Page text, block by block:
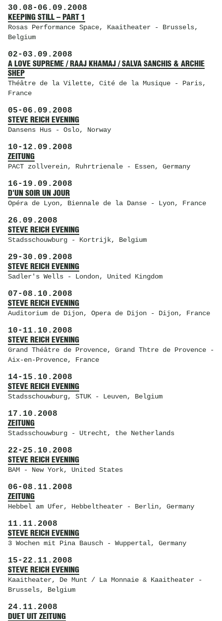
30.08- 06.09.2008
KEEPING STILL – PART 1
Rosas Performance Space, Kaaitheater - Brussels,
Belgium
02- 03.09.2008
A LOVE SUPREME / RAAJ KHAMAJ / SALVA SANCHIS & ARCHIE
SHEP
Théâtre de la Vilette, Cité de la Musique - Paris,
France
05- 06.09.2008
STEVE REICH EVENING
Dansens Hus- Oslo, Norway
10- 12.09.2008
ZEITUNG
PACT zollverein, Ruhrtrienale - Essen, Germany
16- 19.09.2008
D'UN SOIR UN JOUR
Opéra de Lyon, Biennale de la Danse - Lyon, France
26.09.2008
STEVE REICH EVENING
Stadsschouwburg- Kortrijk, Belgium
29- 30.09.2008
STEVE REICH EVENING
Sadler's Wells- London, United Kingdom
07- 08.10.2008
STEVE REICH EVENING
Auditorium de Dijon, Opera de Dijon - Dijon, France
10- 11.10.2008
STEVE REICH EVENING
Grand Théâtre de Provence, Grand Thtre de Provence -
Aix-en-Provence, France
14- 15.10.2008
STEVE REICH EVENING
Stadsschouwburg, STUK - Leuven, Belgium
17.10.2008
ZEITUNG
Stadsschouwburg- Utrecht, the Netherlands
22- 25.10.2008
STEVE REICH EVENING
BAM- New York, United States
06- 08.11.2008
ZEITUNG
Hebbel am Ufer, Hebbeltheater - Berlin, Germany
11.11.2008
STEVE REICH EVENING
3 Wochen mit Pina Bausch- Wuppertal, Germany
15- 22.11.2008
STEVE REICH EVENING
Kaaitheater, De Munt / La Monnaie & Kaaitheater -
Brussels, Belgium
24.11.2008
DUET UIT ZEITUNG